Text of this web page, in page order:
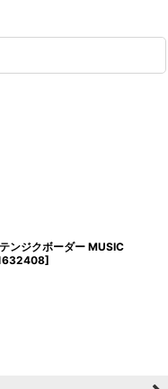
ジクボーダー MUSIC
]